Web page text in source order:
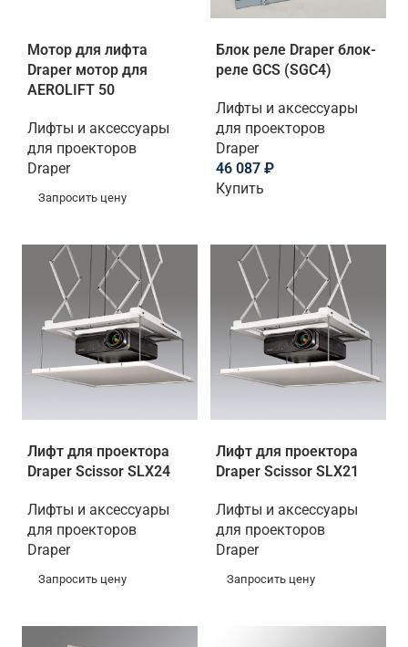
Мотор для лифта
Draper мотор для
AEROLIFT 50
Лифты и аксессуары
для проекторов
Draper
Запросить цену
Блок реле Draper блок-
реле GCS (SGC4)
Лифты и аксессуары
для проекторов
Draper
46 087 ₽
Купить
Лифт для проектора
Draper Scissor SLX24
Лифты и аксессуары
для проекторов
Draper
Запросить цену
Лифт для проектора
Draper Scissor SLX21
Лифты и аксессуары
для проекторов
Draper
Запросить цену